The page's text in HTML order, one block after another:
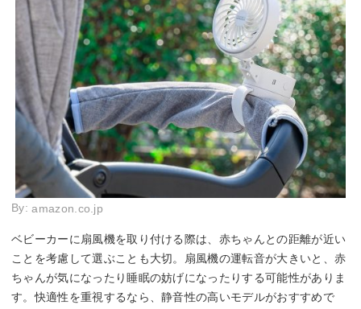
By:amazon.co.jp
ベビーカーに扇風機を取り付ける際は、赤ちゃんとの距離が近い
ことを考慮して選ぶことも大切。扇風機の運転音が大きいと、赤
ちゃんが気になったり睡眠の妨げになったりする可能性がありま
す。快適性を重視するなら、静音性の高いモデルがおすすめで